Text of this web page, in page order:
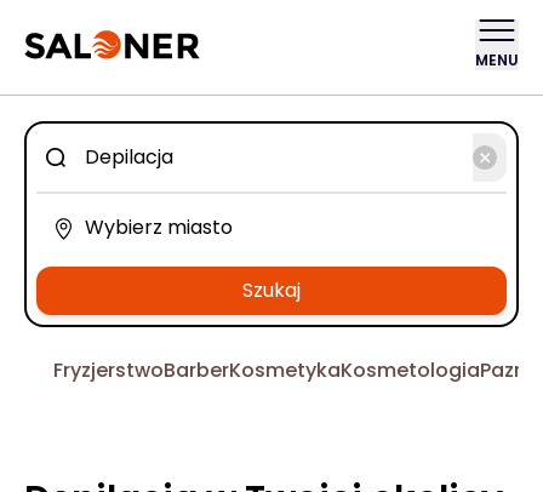
MENU
Szukaj
FryzjerstwoBarberKosmetykaKosmetologia